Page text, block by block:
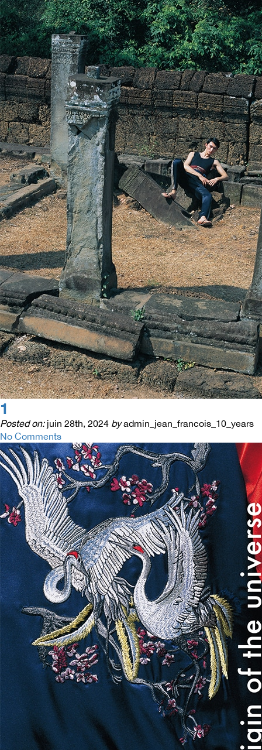
1
Posted on: juin 28th, 2024 by admin_jean_francois_10_years
No Comments